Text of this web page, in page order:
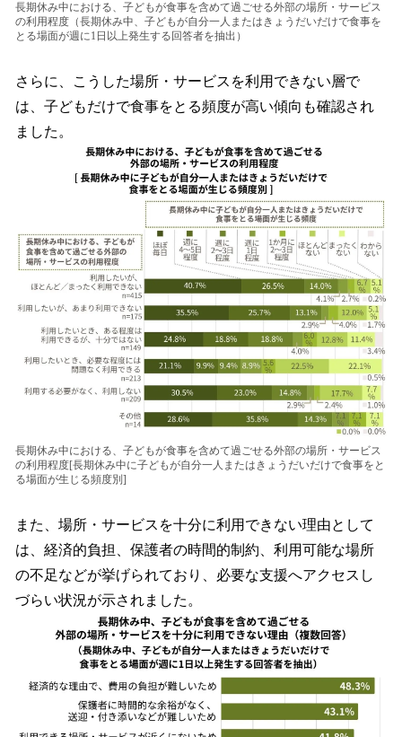
長期休み中における、子どもが食事を含めて過ごせる外部の場所・サービス
の利用程度（長期休み中、子どもが自分一人またはきょうだいだけで食事を
とる場面が週に1日以上発生する回答者を抽出）
さらに、こうした場所・サービスを利用できない層で
は、子どもだけで食事をとる頻度が高い傾向も確認され
ました。
長期休み中における、子どもが食事を含めて過ごせる外部の場所・サービス
の利用程度[長期休み中に子どもが自分一人またはきょうだいだけで食事をと
る場面が生じる頻度別]
また、場所・サービスを十分に利用できない理由として
は、経済的負担、保護者の時間的制約、利用可能な場所
の不足などが挙げられており、必要な支援へアクセスし
づらい状況が示されました。